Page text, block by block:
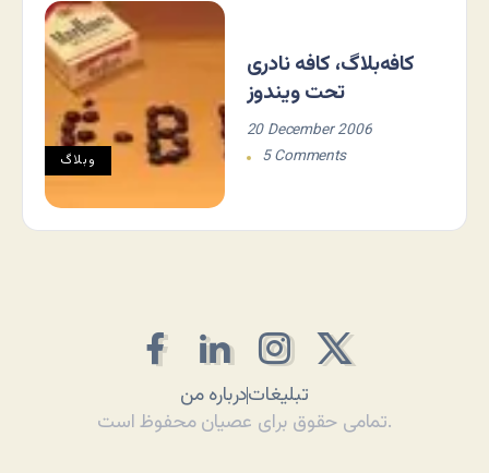
وبلاگ
کافه‌بلاگ، کافه نادری
تحت ویندوز
20 December 2006
5 Comments
درباره منتبلیغات
تمامی حقوق برای عصیان محفوظ است.